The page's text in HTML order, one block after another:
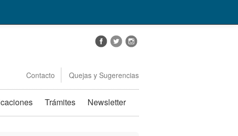
Contacto Quejas y Sugerencias
Trámites Newsletter